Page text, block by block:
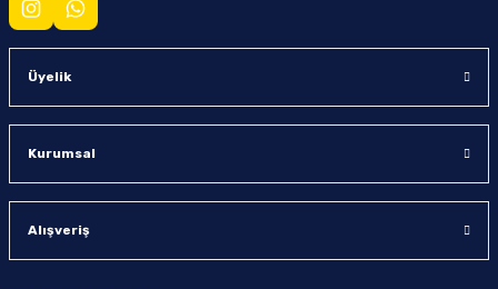
Üyelik
Kurumsal
Alışveriş